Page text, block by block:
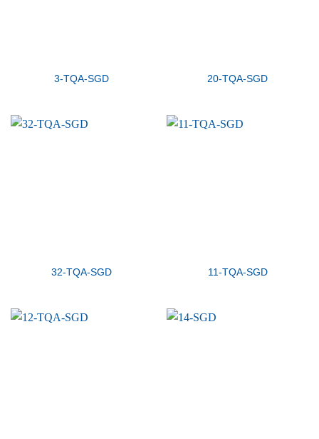
3-TQA-SGD 20-TQA-SGD
32-TQA-SGD 11-TQA-SGD